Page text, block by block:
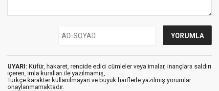
UYARI: Küfür, hakaret, rencide edici cümleler veya imalar, inançlara saldırı
içeren, imla kuralları ile yazılmamış,
Türkçe karakter kullanılmayan ve büyük harflerle yazılmış yorumlar
onaylanmamaktadır.